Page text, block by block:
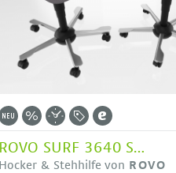
ROVO SURF 3640 Sattel-Hocker mit Netzbezug - Ausstellungsstück
Hocker & Stehhilfe von ROVO